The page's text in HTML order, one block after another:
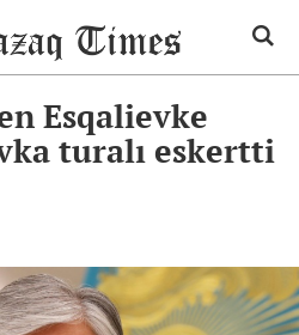
Esqalievke
turalı eskertti